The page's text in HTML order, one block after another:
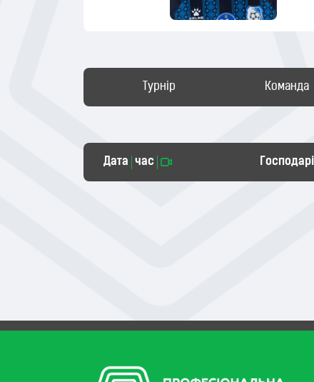
Турнір Команда
Дата час Господарі